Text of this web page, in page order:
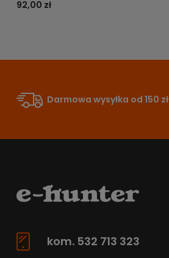
92,00 zł
Darmowa wysyłka od 150 zł
kom. 532 713 323